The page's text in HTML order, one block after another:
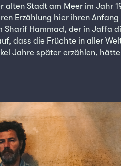
alten Stadt am Meer im Jahr
Erzählung hier ihren
Sharif Hammad, der in Jaffa
dass die Früchte in aller
Jahre später erzählen,